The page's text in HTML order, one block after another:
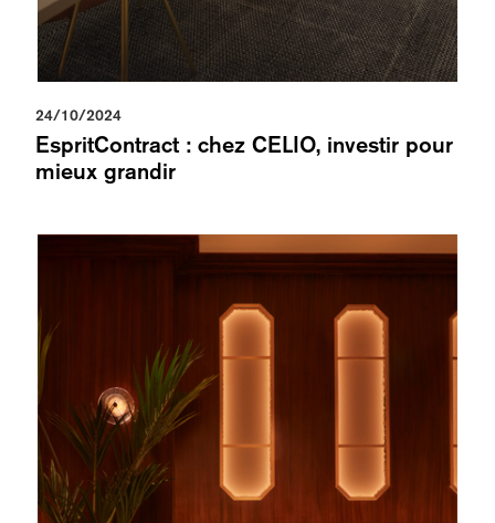
24/10/2024
EspritContract : chez CELIO, investir pour
mieux grandir